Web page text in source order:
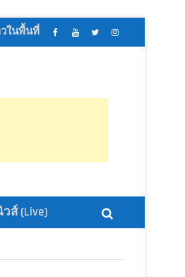
ในพื้นที่
ส์ (Live)